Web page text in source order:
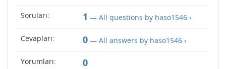
Soruları: 1 — All questions by haso1546 ›
Cevapları: 0 — All answers by haso1546 ›
Yorumları: 0